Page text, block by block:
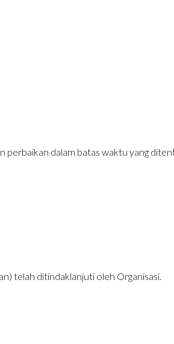
perbaikan dalam batas waktu yang
telah ditindaklanjuti oleh Organisasi.